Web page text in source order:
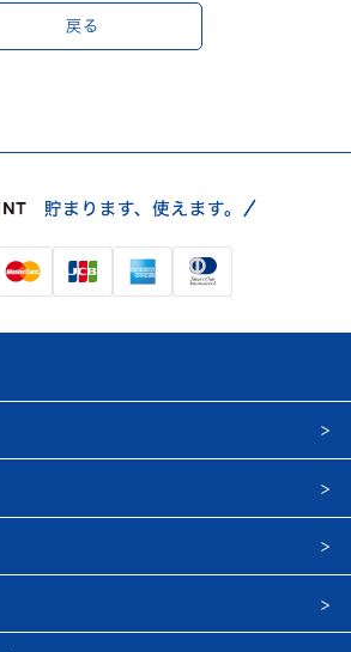
戻る